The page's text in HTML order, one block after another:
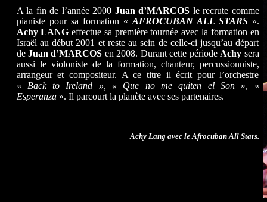
A la fin de l’année 2000 Juan d’MARCOS le recrute comme
pianiste pour sa formation « AFROCUBAN ALL STARS».
Achy LANG effectue sa première tournée avec la formation en
Israël au début 2001 et reste au sein de celle-ci jusqu’au départ
de Juan d’MARCOS en 2008. Durant cette période Achy sera
aussi le violoniste de la formation, chanteur, percussionniste,
arrangeur et compositeur. A ce titre il écrit pour l’orchestre
« Back to Ireland », « Que no me quiten el Son », «
Esperanza». Il parcourt la planète avec ses partenaires.
Achy Lang avec le Afrocuban All Stars.